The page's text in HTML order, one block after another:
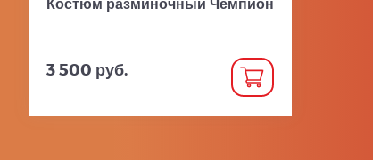
3 500 руб.